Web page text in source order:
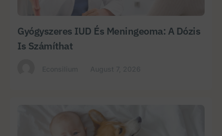
Gyógyszeres IUD És Meningeoma: A Dózis
Is Számíthat